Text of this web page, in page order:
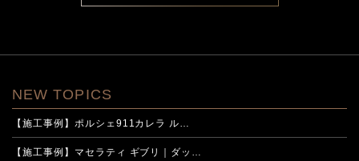
NEW TOPICS
【施工事例】ポルシェ911カレラ ル…
【施工事例】マセラティ ギブリ｜ダッ…